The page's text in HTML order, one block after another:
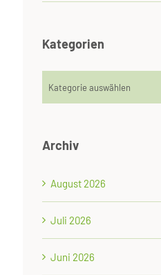
Kategorien
Kategorien
Archiv
August 2026
Juli 2026
Juni 2026